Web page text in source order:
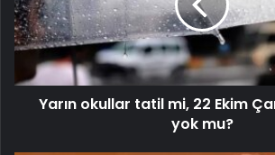
Yarın okullar tatil mi, 22 Ekim
yok mu?